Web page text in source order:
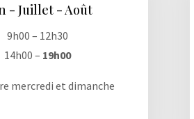
- Juillet - Août
9h00 – 12h30
14h00 – 19h00
mercredi et dimanche